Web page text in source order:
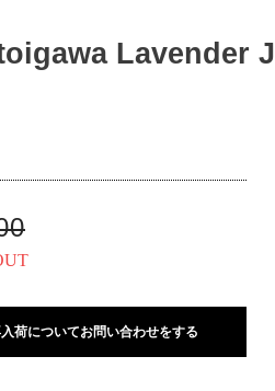
Lavender J
荷についてお問い合わせをする